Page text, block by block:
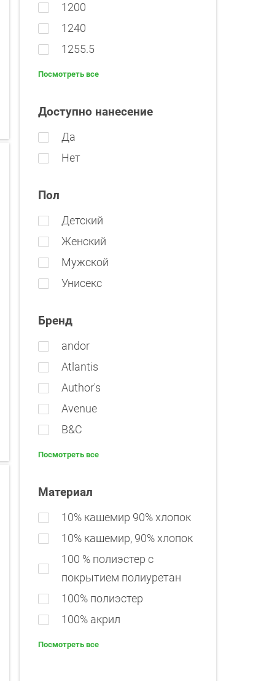
1200
1240
1255.5
Посмотреть все
Доступно нанесение
Да
Нет
Пол
Детский
Женский
Мужской
Унисекс
Бренд
andor
Atlantis
Author's
Avenue
B&C
Посмотреть все
Материал
10% кашемир 90% хлопок
10% кашемир, 90% хлопок
100 % полиэстер с
покрытием полиуретан
100% полиэстер
100% акрил
Посмотреть все